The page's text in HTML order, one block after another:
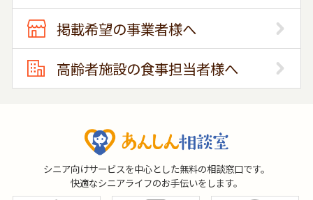
掲載希望の事業者様へ
高齢者施設の食事担当者様へ
シニア向けサービスを中心とした無料の相談窓口です。
快適なシニアライフのお手伝いをします。